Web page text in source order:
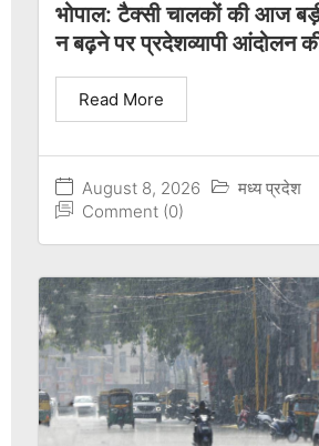
भोपाल: टैक्सी चालकों की आज
न बढ़ने पर प्रदेशव्यापी आंदोलन
August 8, 2026
मध्य प्रदेश
Comment (0)
Read More